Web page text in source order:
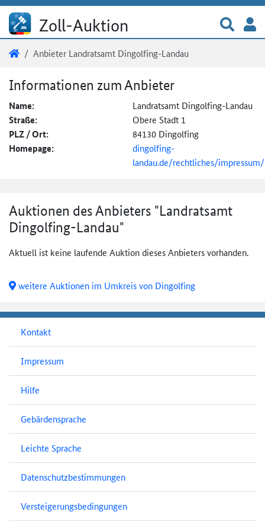
Direkt zum InhaltZoll-Auktion Zur
Zoll-Auktion
Anbieter Landratsamt Dingolfing-Landau
Anbieter Landratsamt Dingolfing-
Informationen zum Anbieter
Name: Landratsamt Dingolfing-Landau
Straße: Obere Stadt 1
PLZ / Ort: 84130 Dingolfing
Homepage:
dingolfing-
landau.de/rechtliches/impressum/
Auktionen des Anbieters "Landratsamt
Dingolfing-Landau"
Aktuell ist keine laufende Auktion dieses Anbieters vorhanden.
weitere Auktionen im Umkreis von Dingolfing
Kontakt
Impressum
Hilfe
Gebärdensprache
Leichte Sprache
Datenschutzbestimmungen
Versteigerungsbedingungen